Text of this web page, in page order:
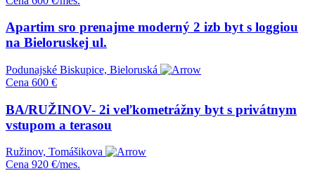
Apartim sro prenajme moderný 2 izb byt s loggiou
na Bieloruskej ul.
Podunajské Biskupice, Bieloruská
Cena 600 €
BA/RUŽINOV- 2i veľkometrážny byt s privátnym
vstupom a terasou
Ružinov, Tomášikova
Cena 920 €/mes.